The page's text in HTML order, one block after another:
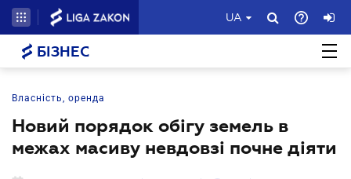
UA
БІЗНЕС
Власність, оренда
Новий порядок обігу земель в
межах масиву невдовзі почне діяти